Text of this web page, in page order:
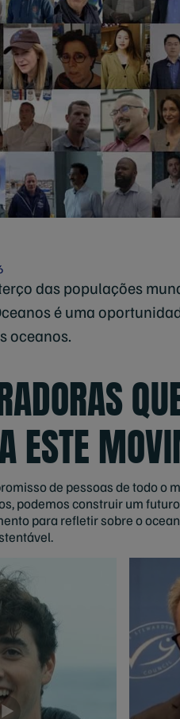
das populações
é uma
oceanos.
ESTE
de pessoas de todo o
podemos construir um
para refletir sobre o